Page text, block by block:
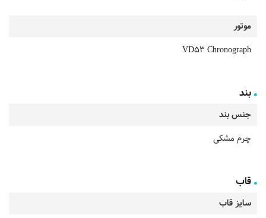
موتور
VD53 Chronograph
بند
جنس بند
چرم مشکی
قاب
سایز قاب